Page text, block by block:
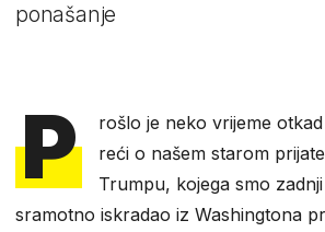
ponašanje
P
rošlo je neko vrijeme
reći o našem starom
Trumpu, kojega smo
sramotno iskradao iz Washingtona